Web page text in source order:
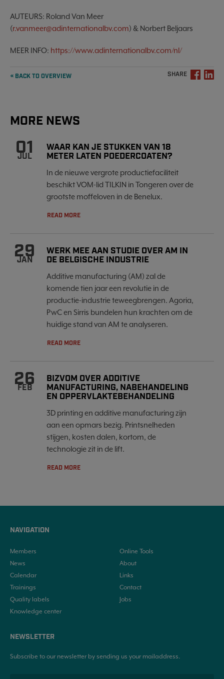
AUTEURS: Roland Van Meer
(r.vanmeer@adinternationalbv.com) & Norbert Beljaars
MEER INFO: https://www.adinternationalbv.com/nl/
« BACK TO OVERVIEW SHARE
MORE NEWS
01
JUL
WAAR KAN JE STUKKEN VAN 18
METER LATEN POEDERCOATEN?
In de nieuwe vergrote productiefaciliteit
beschikt VOM-lid TILKIN in Tongeren over de
grootste moffeloven in de Benelux.
READ MORE
29
JAN
WERK MEE AAN STUDIE OVER AM IN
DE BELGISCHE INDUSTRIE
Additive manufacturing (AM) zal de
komende tien jaar een revolutie in de
productie-industrie teweegbrengen. Agoria,
PwC en Sirris bundelen hun krachten om de
huidige stand van AM te analyseren.
READ MORE
26
FEB
BIZVOM OVER ADDITIVE
MANUFACTURING, NABEHANDELING
EN OPPERVLAKTEBEHANDELING
3D printing en additive manufacturing zijn
aan een opmars bezig. Printsnelheden
stijgen, kosten dalen, kortom, de
technologie zit in de lift.
READ MORE
NAVIGATION
Members
News
Calendar
Trainings
Quality labels
Knowledge center
Online Tools
About
Links
Contact
Jobs
NEWSLETTER
Subscribe to our newsletter by sending us your mailaddress.